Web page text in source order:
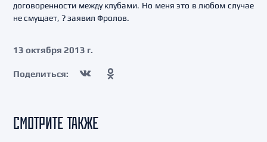
договоренности между клубами. Но меня это в любом случае
не смущает, ? заявил Фролов.
13 октября 2013 г.
Поделиться:
СМОТРИТЕ ТАКЖЕ